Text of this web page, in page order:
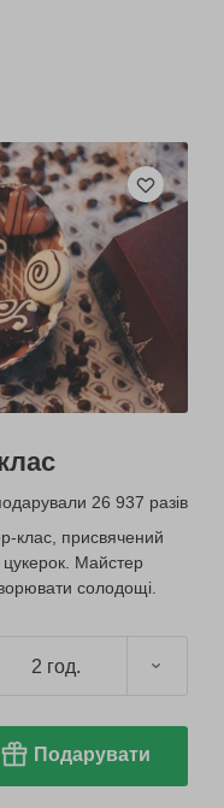
26 937 разів
клас, присвячений
Майстер
солодощі.
2 год.
Подарувати